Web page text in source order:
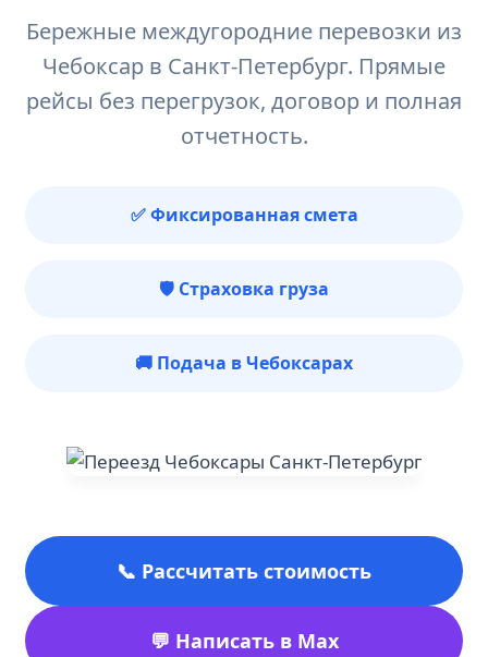
Бережные междугородние перевозки из
Чебоксар в Санкт-Петербург. Прямые
рейсы без перегрузок, договор и полная
отчетность.
✅ Фиксированная смета
🛡️ Страховка груза
🚚 Подача в Чебоксарах
📞 Рассчитать стоимость
💬 Написать в Max